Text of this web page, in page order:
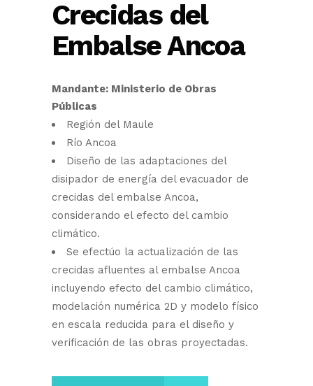
Crecidas del
Embalse Ancoa
Mandante: Ministerio de Obras
Públicas
Región del Maule
Río Ancoa
Diseño de las adaptaciones del
disipador de energía del evacuador de
crecidas del embalse Ancoa,
considerando el efecto del cambio
climático.
Se efectúo la actualización de las
crecidas afluentes al embalse Ancoa
incluyendo efecto del cambio climático,
modelación numérica 2D y modelo físico
en escala reducida para el diseño y
verificación de las obras proyectadas.